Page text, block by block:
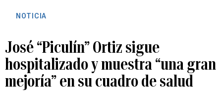
NOTICIA
José “Piculín” Ortiz sigue
hospitalizado y muestra “una gran
mejoría” en su cuadro de salud